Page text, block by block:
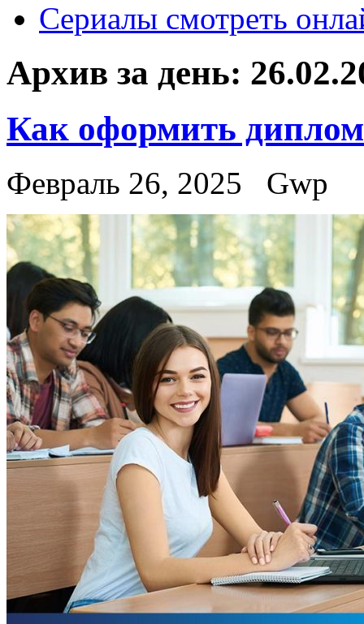
Сериалы смотреть
Архив за день:
Как оформить
Февраль 26, 2025 Gwp